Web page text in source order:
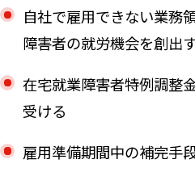
自社で雇用できない業務
障害者の就労機会を創出
在宅就業障害者特例調整
受ける
雇用準備期間中の補完手